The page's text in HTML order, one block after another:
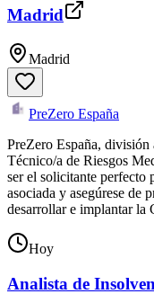
Madrid
Madrid
PreZero España
PreZero España,
Técnico/a de Riesgos
ser el solicitante perfecto
asociada y asegúrese de
desarrollar e implantar la
Hoy
Analista de